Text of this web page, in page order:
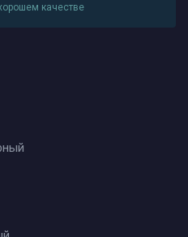
качестве